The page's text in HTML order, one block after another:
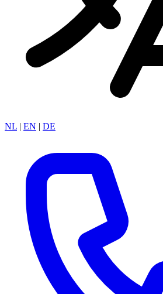
NL | EN | DE